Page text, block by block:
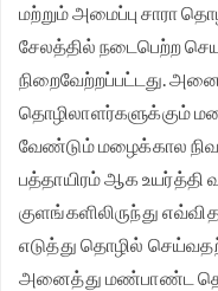
மற்றும் அமைப்பு சாரா
சேலத்தில் நடைபெற்ற
நிறைவேற்றப்பட்டது.
தொழிலாளர்களுக்கும்
வேண்டும் மழைக்கால
பத்தாயிரம் ஆக உயர்த்தி
குளங்களிலிருந்து
எடுத்து தொழில்
அனைத்து மண்பாண்ட